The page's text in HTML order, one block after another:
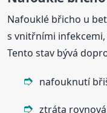
Nafouklé břicho u
s vnitřními
Tento stav bývá
nafouknutí
ztráta